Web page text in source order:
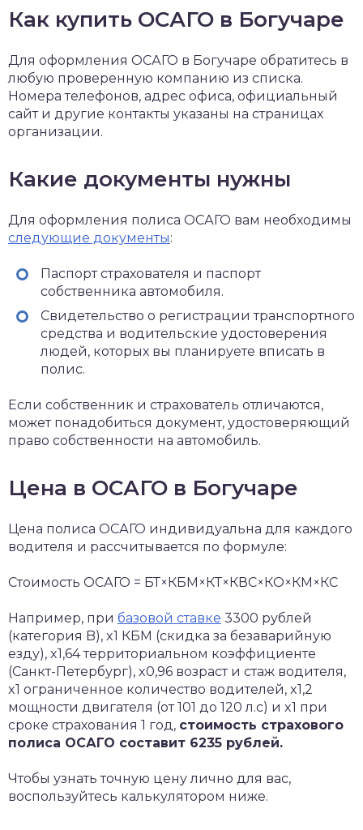
Как купить ОСАГО в Богучаре
Для оформления ОСАГО в Богучаре обратитесь в
любую проверенную компанию из списка.
Номера телефонов, адрес офиса, официальный
сайт и другие контакты указаны на страницах
организации.
Какие документы нужны
Для оформления полиса ОСАГО вам необходимы
следующие документы:
Паспорт страхователя и паспорт
собственника автомобиля.
Свидетельство о регистрации транспортного
средства и водительские удостоверения
людей, которых вы планируете вписать в
полис.
Если собственник и страхователь отличаются,
может понадобиться документ, удостоверяющий
право собственности на автомобиль.
Цена в ОСАГО в Богучаре
Цена полиса ОСАГО индивидуальна для каждого
водителя и рассчитывается по формуле:
Стоимость ОСАГО = БТ×КБМ×КТ×КВС×КО×КМ×КС
Например, при базовой ставке 3300 рублей
(категория B), x1 КБМ (скидка за безаварийную
езду), x1,64 территориальном коэффициенте
(Санкт-Петербург), x0,96 возраст и стаж водителя,
x1 ограниченное количество водителей, x1,2
мощности двигателя (от 101 до 120 л.с) и x1 при
сроке страхования 1 год, стоимость страхового
полиса ОСАГО составит 6235 рублей.
Чтобы узнать точную цену лично для вас,
воспользуйтесь калькулятором ниже.